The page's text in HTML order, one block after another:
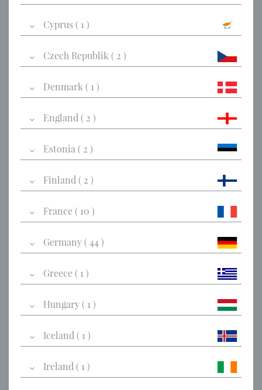
Cyprus ( 1 )
Czech Republik ( 2 )
Denmark ( 1 )
England ( 2 )
Estonia ( 2 )
Finland ( 2 )
France ( 10 )
Germany ( 44 )
Greece ( 1 )
Hungary ( 1 )
Iceland ( 1 )
Ireland ( 1 )